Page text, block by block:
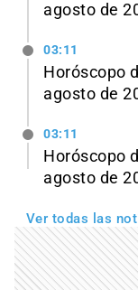
agosto de
03:11
Horóscopo
agosto de
03:11
Horóscopo
agosto de
Ver todas las